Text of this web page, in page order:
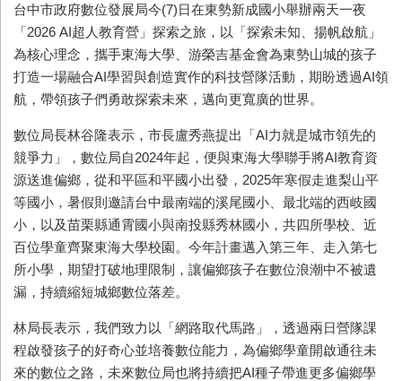
台中市政府數位發展局今(7)日在東勢新成國小舉辦兩天一夜
「2026 AI超人教育營」探索之旅，以「探索未知、揚帆啟航」
為核心理念，攜手東海大學、游榮吉基金會為東勢山城的孩子
打造一場融合AI學習與創造實作的科技營隊活動，期盼透過AI領
航，帶領孩子們勇敢探索未來，邁向更寬廣的世界。
數位局長林谷隆表示，市長盧秀燕提出「AI力就是城市領先的
競爭力」，數位局自2024年起，便與東海大學聯手將AI教育資
源送進偏鄉，從和平區和平國小出發，2025年寒假走進梨山平
等國小，暑假則邀請台中最南端的溪尾國小、最北端的西岐國
小，以及苗栗縣通霄國小與南投縣秀林國小，共四所學校、近
百位學童齊聚東海大學校園。今年計畫邁入第三年、走入第七
所小學，期望打破地理限制，讓偏鄉孩子在數位浪潮中不被遺
漏，持續縮短城鄉數位落差。
林局長表示，我們致力以「網路取代馬路」，透過兩日營隊課
程啟發孩子的好奇心並培養數位能力，為偏鄉學童開啟通往未
來的數位之路，未來數位局也將持續把AI種子帶進更多偏鄉學